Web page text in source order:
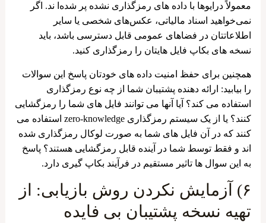
معمولاً درایوها با داده‌ های رمزگذاری نشده پر شده‌ا ند. اگر
نمی‌خواهید اسناد مالیاتی، عکس‌های شخصی یا سایر
اطلاعاتتان در فضاهای عمومی قابل دسترسی باشد، باید
نسخه‌ های بکاپ فایل هایتان را رمزگذاری کنید.
همچنین برای حفظ امنیت داده های خودتان پاسخ این سوالات
را بیابید: ارائه دهنده پشتیبان شما از چه نوع رمزگذاری
استفاده می کند؟ آیا آنها می توانند فایل های شما را رمزگشایی
کنند؟ یا از یک سیستم رمزگذاری zero-knowledge استفاده می
کنند که در آن فایل های شما به صورت لوکال رمزگذاری شده
اند و فقط توسط شما در آینده قابل رمزگشایی هستند؟ پاسخ
به این سوال ها تاثیر مستقیم در فرآیند بکاپ گیری دارد.
۶) آزمایش نکردن روش بازیابی: از
تهیه نسخه پشتیبان بی فایده